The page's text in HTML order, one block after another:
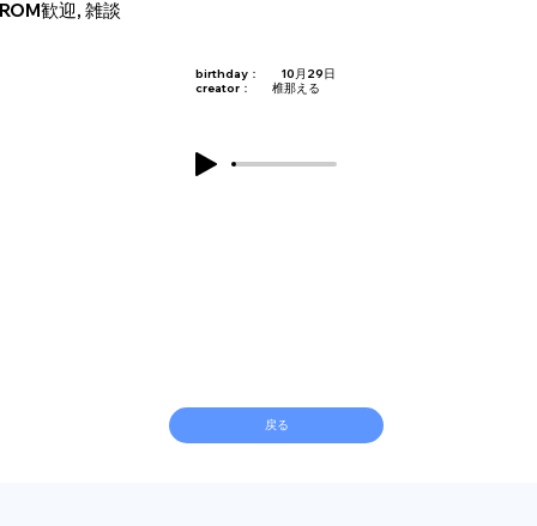
歓迎, 雑談
birthday：
10月29日
creator：
椎那える
戻る